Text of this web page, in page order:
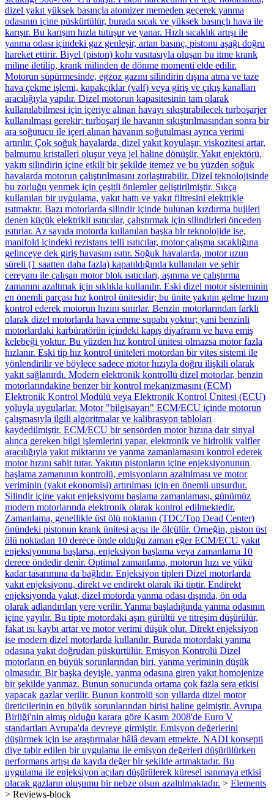
dizel yakıt yüksek basınçla atomizer memeden geçerek yanma
odasının içine püskürtülür, burada sıcak ve yüksek basınçlı hava ile
karışır. Bu karışım hızla tutuşur ve yanar. Hızlı sıcaklık artışı ile
yanma odası içindeki gaz genleşir, artan basınç, pistonu aşağı doğru
hareket ettirir. Biyel (piston) kolu vasıtasıyla oluşan bu itme krank
miline iletilip, krank milinden de dönme momenti elde edilir.
Motorun süpürmesinde, egzoz gazını silindirin dışına atma ve taze
hava çekme işlemi, kapakçıklar (valf) veya giriş ve çıkış kanalları
aracılığıyla yapılır. Dizel motorun kapasitesinin tam olarak
kullanılabilmesi için içeriye alınan havayı sıkıştırabilecek turboşarjer
kullanılması gerekir; turboşarj ile havanın sıkıştırılmasından sonra bir
ara soğutucu ile içeri alınan havanın soğutulması ayrıca verimi
artırılır. Çok soğuk havalarda, dizel yakıt koyulaşır, viskozitesi artar,
balmumu kristalleri oluşur veya jel haline dönüşür. Yakıt enjektörü,
yakıtı silindirin içine etkili bir şekilde itemez ve bu yüzden soğuk
havalarda motorun çalıştırılmasını zorlaştırabilir. Dizel teknolojisinde
bu zorluğu yenmek için çeşitli önlemler geliştirilmiştir. Sıkça
kullanılan bir uygulama, yakıt hattı ve yakıt filtresini elektrikle
ısıtmaktır. Bazı motorlarda silindir içinde bulunan kızdırma bujileri
denen küçük elektrikli ısıtıcılar, çalıştırmak için silindirleri önceden
ısıtırlar. Az sayıda motorda kullanılan başka bir teknolojide ise,
manifold içindeki rezistans telli ısıtıcılar, motor çalışma sıcaklığına
gelinceye dek giriş havasını ısıtır. Soğuk havalarda, motor uzun
süreli (1 saatten daha fazla) kapatıldığında kullanılan ve şehir
cereyanı ile çalışan motor blok ısıtıcıları, aşınma ve çalıştırma
zamanını azaltmak için sıklıkla kullanılır. Eski dizel motor sisteminin
en önemli parçası hız kontrol ünitesidir; bu ünite yakıtın gelme hızını
kontrol ederek motorun hızını sınırlar. Benzin motorlarından farklı
olarak dizel motorlarda hava emme supabı yoktur; yani benzinli
motorlardaki karbüratörün içindeki kapış diyaframı ve hava emiş
kelebeği yoktur. Bu yüzden hız kontrol ünitesi olmazsa motor fazla
hızlanır. Eski tip hız kontrol üniteleri motordan bir vites sistemi ile
yönlendirilir ve böylece sadece motor hızıyla doğru ilişkili olarak
yakıt sağlanırdı. Modern elektronik kontrollü dizel motorlar, benzin
motorlarındakine benzer bir kontrol mekanizmasını (ECM)
Elektronik Kontrol Modülü veya Elektronik Kontrol Ünitesi (ECU)
yoluyla uygularlar. Motor "bilgisayarı" ECM/ECU içinde motorun
çalışmasıyla ilgili algoritmalar ve kalibrasyon tabloları
kaydedilmiştir. ECM/ECU bir sensörden motor hızına dair sinyal
alınca gereken bilgi işlemlerini yapar, elektronik ve hidrolik valfler
aracılığıyla yakıt miktarını ve yanma zamanlamasını kontrol ederek
motor hızını sabit tutar. Yakıtın pistonların içine enjeksiyonunun
başlama zamanının kontrolü, emisyonların azaltılması ve motor
veriminin (yakıt ekonomisi) artırılması için en önemli unsurdur.
Silindir içine yakıt enjeksiyonu başlama zamanlaması, günümüz
modern motorlarında elektronik olarak kontrol edilmektedir.
Zamanlama, genellikle üst ölü noktanın (TDC/Top Dead Center)
önündeki pistonun krank ünitesi açısı ile ölçülür. Örneğin, piston üst
ölü noktadan 10 derece önde olduğu zaman eğer ECM/ECU yakıt
enjeksiyonuna başlarsa, enjeksiyon başlama veya zamanlama 10
derece öndedir denir. Optimal zamanlama, motorun hızı ve yükü
kadar tasarımına da bağlıdır. Enjeksiyon tipleri Dizel motorlarda
yakıt enjeksiyonu, direkt ve endirekt olarak iki tiptir. Endirekt
enjeksiyonda yakıt, dizel motorda yanma odası dışında, ön oda
olarak adlandırılan yere verilir. Yanma başladığında yanma odasının
içine yayılır. Bu tipte motordaki aşırı gürültü ve titreşim düşürülür,
fakat ısı kaybı artar ve motor verimi düşük olur. Direkt enjeksiyon
ise modern dizel motorlarda kullanılır. Burada motordaki yanma
odasına yakıt doğrudan püskürtülür. Emisyon Kontrolü Dizel
motorların en büyük sorunlarından biri, yanma veriminin düşük
olmasıdır. Bir başka deyişle, yanma odasına giren yakıt homojenize
bir şekilde yanmaz. Bunun sonucunda ortama çok fazla sera etkisi
yapacak gazlar verilir. Bunun kontrolü son yıllarda dizel motor
üreticilerinin en büyük sorunlarından birisi haline gelmiştir. Avrupa
Birliği'nin almış olduğu karara göre Kasım 2008'de Euro V
standartları Avrupa'da devreye girmiştir. Emisyon değerlerini
düşürmek için ise araştırmalar hâlâ devam etmekte. NADI konsepti
diye tabir edilen bir uygulama ile emisyon değerleri düşürülürken
performans artışı da kayda değer bir şekilde artmaktadır. Bu
uygulama ile enjeksiyon açıları düşürülerek küresel ısınmaya etkisi
olacak gazların oluşumu bir nebze olsun azaltılmaktadır. > Elements
> Reviews-block